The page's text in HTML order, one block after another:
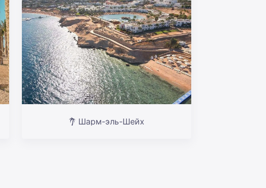
Шарм-эль-Шейх